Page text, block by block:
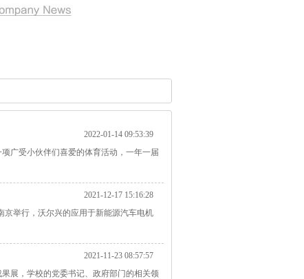
2022-01-14 09:53:39
广受小伙伴们喜爱的体育活动，一年一届
2021-12-17 15:16:28
京举行，沃尔兴的应用于新能源汽车电机
2021-11-23 08:57:57
展，学校的党委书记、政府部门的相关领